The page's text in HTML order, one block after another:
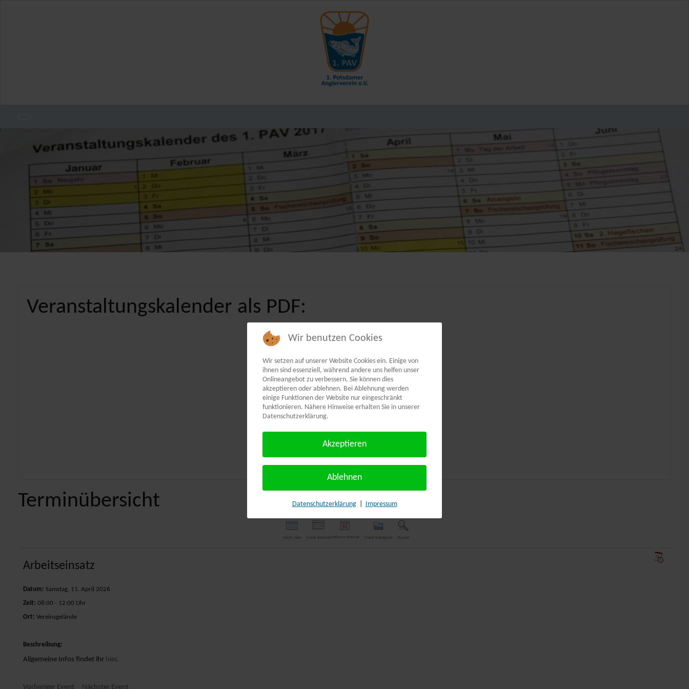
Veranstaltungskalender als PDF:
Terminübersicht
Nach Jahr Nach MonatGehe zu Monat Nach Kategorie Suche
Arbeitseinsatz
Datum: Samstag, 11. April 2026
Zeit:08:00 - 12:00 Uhr
Ort:Vereinsgelände
Beschreibung:
Allgemeine Infos findet ihr hier.
Vorheriger Event Nächster Event
Wir benutzen Cookies
Wir setzen auf unserer Website Cookies ein. Einige von
ihnen sind essenziell, während andere uns helfen unser
Onlineangebot zu verbessern. Sie können dies
akzeptieren oder ablehnen. Bei Ablehnung werden
einige Funktionen der Website nur eingeschränkt
funktionieren. Nähere Hinweise erhalten Sie in unserer
Datenschutzerklärung.
Akzeptieren
Ablehnen
Datenschutzerklärung Impressum